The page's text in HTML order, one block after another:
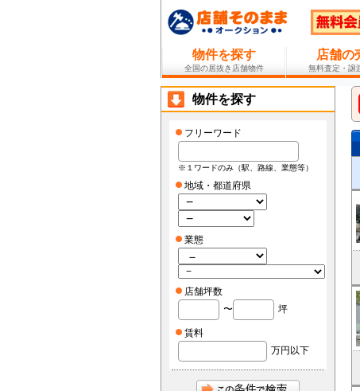
物件を探す
全国の居抜き店舗物件
店舗の
無料査定・譲
物件を探す
フリーワード
※１ワードのみ（駅、路線、業態等）
地域・都道府県
業態
店舗坪数
〜
坪
賃料
万円以下